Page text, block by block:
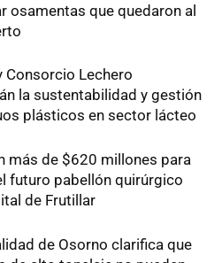
osamentas que quedaron al
Consorcio Lechero
la sustentabilidad y gestión
plásticos en sector lácteo
más de $620 millones para
futuro pabellón quirúrgico
de Frutillar
de Osorno clarifica que